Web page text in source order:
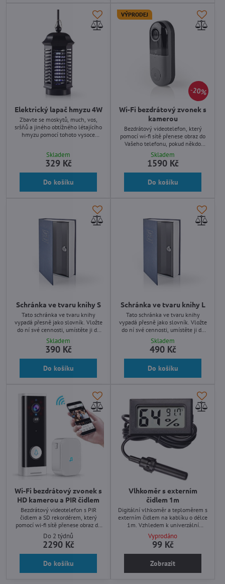
Elektrický lapač hmyzu 4W
Zbavte se moskytů, much, vos,
sršňů a jiného obtížného létajícího
hmyzu pomocí tohoto vysoce
Skladem
329 Kč
Do košíku
20%
VÝPRODEJ
Wi-Fi bezdrátový zvonek s
kamerou
Bezdrátový videotelefon, který
pomocí wi-fi sítě přenese obraz do
Vašeho telefonu, pokud někdo
zazvoní. HD obraz s funkcí detekce
pohybu, montáž pomocí stávající
kabeláže z původního zvonku.
Skladem
1590 Kč
Do košíku
Schránka ve tvaru knihy S
Tato schránka ve tvaru knihy
vypadá přesně jako slovník. Vložte
do ní své cennosti, umístěte ji do
knihovny a nikoho ani nenapadne,
že v sobě ukrývá robustní schránku.
Skladem
390 Kč
Do košíku
Schránka ve tvaru knihy L
Tato schránka ve tvaru knihy
vypadá přesně jako slovník. Vložte
do ní své cennosti, umístěte ji do
knihovny a nikoho ani nenapadne,
že v sobě ukrývá robustní schránku.
Skladem
490 Kč
Do košíku
Wi-Fi bezdrátový zvonek s
HD kamerou a PIR čidlem
Bezdrátový videotelefon s PIR
čidlem a SD rekordérem, který
pomocí wi-fi sítě přenese obraz do
Vašeho telefonu, pokud někdo
zazvoní nebo je před zvonkem
pohyb. Součástí balení také
bezdrátový zvonek. Aplikace Tuya v
češtině.
Do 2 týdnů
2290 Kč
Do košíku
Vlhkoměr s externím
čidlem 1m
Digitální vlhkoměr a teploměrem s
externím čidlem na kablíku o délce
1m. Vzhledem k univerzální
konstrukci je možné vlhoměr
připevnit např. oboustrannou lepící
páskou nebo jej lze zasadit do
panelu.
Vyprodáno
99 Kč
Zobrazit